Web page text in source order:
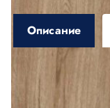
Описание
Описание